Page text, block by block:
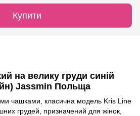
Купити
на велику груди синій
Jassmin Польща
чашками, класична модель Kris Line
грудей, призначений для жінок,